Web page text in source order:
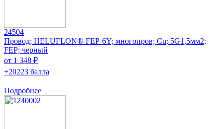
24504
Провод; HELUFLON®-FEP-6Y; многопров; Cu; 5G1,5мм2;
FEP; черный
от 1 348 ₽
+20223 балла
Подробнее